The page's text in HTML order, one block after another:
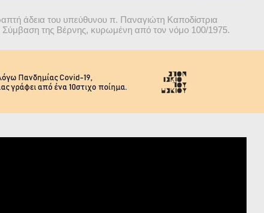
άδεια του υπεύθυνου π. Παναγιώτη Καποδίστρια
Σύμβαση της Βέρνης, κυρωμένη από τον νόμο 100/1975.